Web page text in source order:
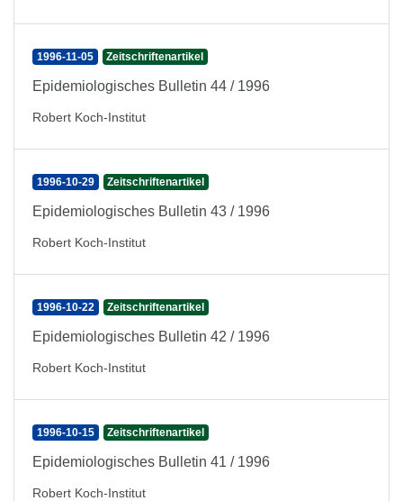
1996-11-05 Zeitschriftenartikel
Epidemiologisches Bulletin 44 / 1996
Robert Koch-Institut
1996-10-29 Zeitschriftenartikel
Epidemiologisches Bulletin 43 / 1996
Robert Koch-Institut
1996-10-22 Zeitschriftenartikel
Epidemiologisches Bulletin 42 / 1996
Robert Koch-Institut
1996-10-15 Zeitschriftenartikel
Epidemiologisches Bulletin 41 / 1996
Robert Koch-Institut